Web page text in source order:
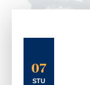
07
STU